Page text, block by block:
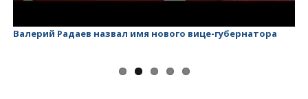
Валерий Радаев назвал имя нового вице-губернатора